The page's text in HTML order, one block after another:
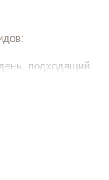
40 размер
подходящий
но требуют